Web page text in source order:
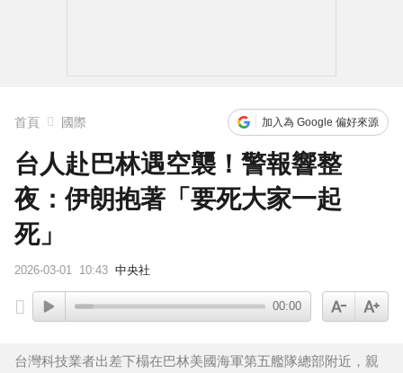
首頁 國際 加入為 Google 偏好來源
台人赴巴林遇空襲！警報響整
夜：伊朗抱著「要死大家一起
死」
2026-03-01 10:43 中央社
00:00
台灣科技業者出差下榻在巴林美國海軍第五艦隊總部附近，親